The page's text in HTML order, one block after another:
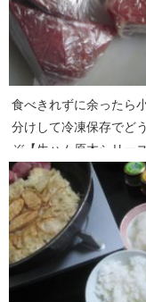
食べきれずに余ったら
分けして冷凍保存でどう
ぞ【生ハム原木シリー
Part03】